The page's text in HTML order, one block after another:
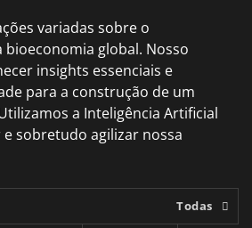
variadas sobre o
global. Nosso
insights essenciais e
para a construção de um
a Inteligência Artificial
sobretudo agilizar nossa
Todas